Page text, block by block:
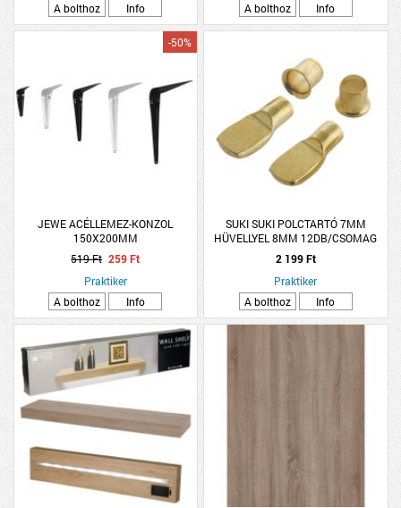
A bolthoz
Info
A bolthoz
Info
JEWE ACÉLLEMEZ-KONZOL
150X200MM
-50%
519 Ft 259 Ft
Praktiker
A bolthoz
Info
SUKI SUKI POLCTARTÓ 7MM
HÜVELLYEL 8MM 12DB/CSOMAG
2 199 Ft
Praktiker
A bolthoz
Info